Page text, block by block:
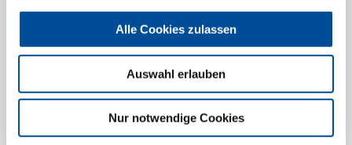
Alle Cookies zulassen
Auswahl erlauben
Nur notwendige Cookies